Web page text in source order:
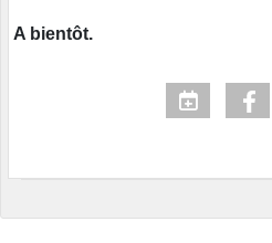
A bientôt.